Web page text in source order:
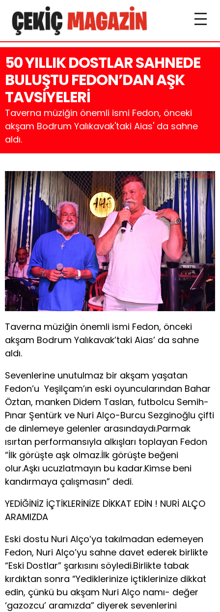
50 YILLIK DOSTLAR SAHNEDE
BULUŞTU FEDON’DAN AŞK
TAVSİYELERİ
Taverna müziğin önemli ismi Fedon, önceki
akşam Bodrum Yalıkavak'taki Aias' da sahne
aldı.
Taverna müziğin önemli ismi Fedon, önceki
akşam Bodrum Yalıkavak’taki Aias’ da sahne
aldı.
Sevenlerine unutulmaz bir akşam yaşatan
Fedon’u Yeşilçam’ın eski oyuncularından Bahar
Öztan, manken Didem Taslan, futbolcu Semih-
Pınar Şentürk ve Nuri Alço-Burcu Sezginoğlu çifti
de dinlemeye gelenler arasındaydı.Parmak
ısırtan performansıyla alkışları toplayan Fedon
“İlk görüşte aşk olmaz.İlk görüşte beğeni
olur.Aşkı ucuzlatmayın bu kadar.Kimse beni
kandırmaya çalışmasın” dedi.
YEDİĞİNİZ İÇTİKLERİNİZE DİKKAT EDİN ! NURİ ALÇO
ARAMIZDA
Eski dostu Nuri Alço’ya takılmadan edemeyen
Fedon, Nuri Alço’yu sahne davet ederek birlikte
“Eski Dostlar” şarkısını söyledi.Birlikte tabak
kırdıktan sonra “Yediklerinize içtiklerinize dikkat
edin, çünkü bu akşam Nuri Alço namı- değer
‘gazozcu’ aramızda” diyerek sevenlerini